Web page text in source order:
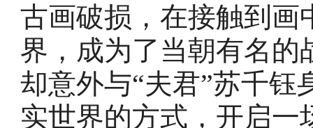
古画破损，在接触到画
界，成为了当朝有名的
却意外与“夫君”苏千
实世界的方式，开启